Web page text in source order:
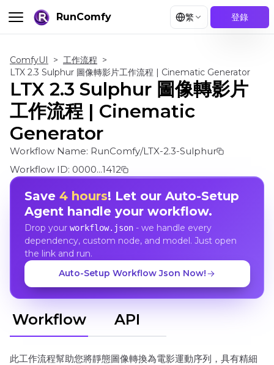
RunComfy 繁 登錄
ComfyUI > 工作流程 >
LTX 2.3 Sulphur 圖像轉影片工作流程 | Cinematic Generator
LTX 2.3 Sulphur 圖像轉影片
工作流程 | Cinematic
Generator
Workflow Name: RunComfy/LTX-2.3-Sulphur
Workflow ID: 0000...1412
Save 4 hours! Let our Auto-Setup
Agent handle your workflow.
Drop your workflow.json- we handle every
dependency, custom node, and model. Just open
the link and run.
Auto-Setup Workflow Json Now!
Workflow API
此工作流程幫助您將靜態圖像轉換為電影運動序列，具有精細